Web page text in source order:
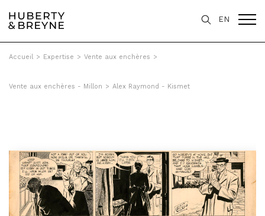
EN
Accueil > Expertise > Vente aux enchères >
Vente aux enchères - Millon > Alex Raymond - Kismet